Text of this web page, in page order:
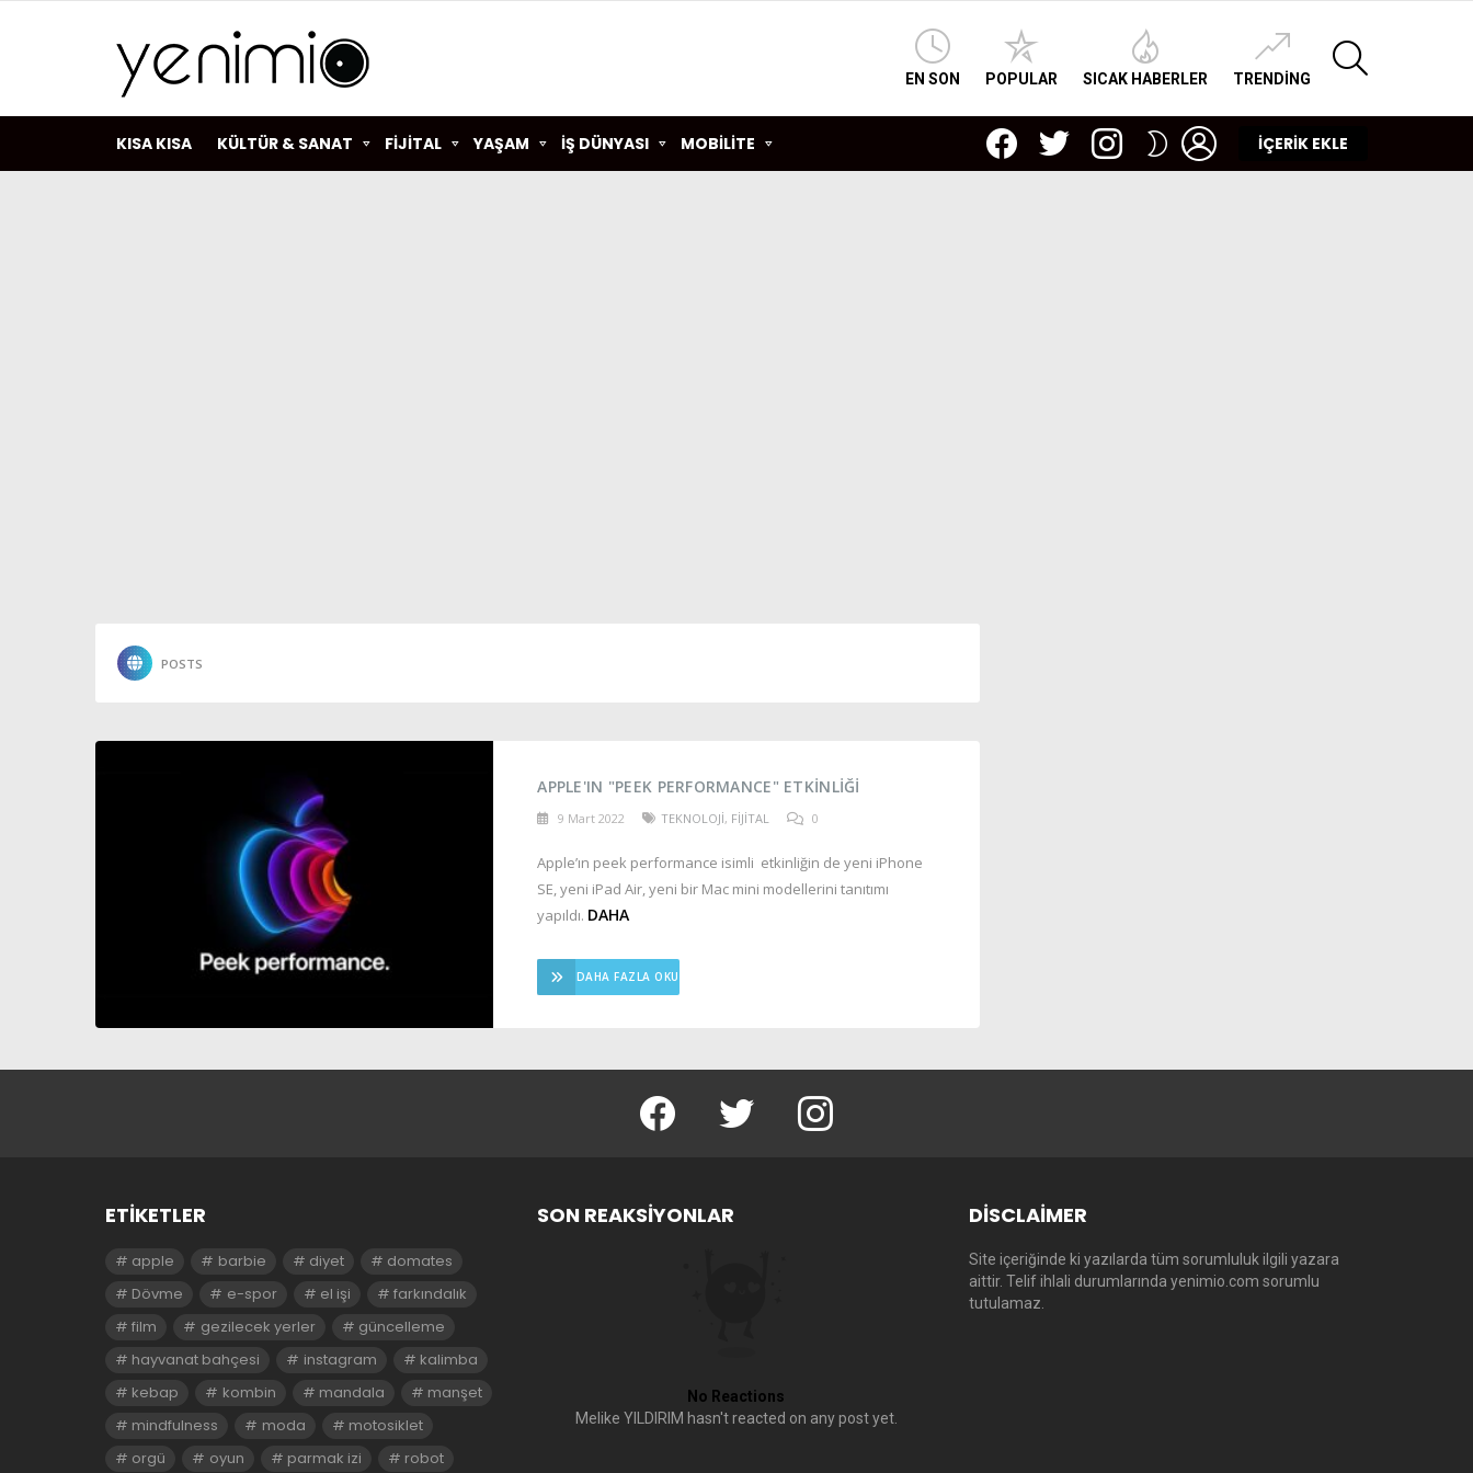
EN SON POPULAR SICAK HABERLER TRENDING
KISA KISA KÜLTÜR & SANAT FİJİTAL YAŞAM İŞ DÜNYASI MOBİLİTE
facebooktwitter instagram
SWITCH
SKIN
İÇERİK EKLE
POSTS
APPLE'IN "PEEK PERFORMANCE" ETKINLIĞI
9 Mart 2022 TEKNOLOJİ, FİJİTAL 0
Apple’ın peek performance isimli etkinliğin de yeni iPhone
SE, yeni iPad Air, yeni bir Mac mini modellerini tanıtımı
yapıldı. DAHA
DAHA FAZLA OKU
facebook twitter instagram
ETIKETLER
apple barbie diyet
domates
Dövme
e-spor el işi
farkındalık
film
gezilecek yerler
güncelleme
hayvanat bahçesi
instagram
kalimba
kebap
kombin mandala
manşet
mindfulness
moda
motosiklet
orgü
oyun parmak izi robot
SON REAKSIYONLAR
No Reactions
Melike YILDIRIM hasn't reacted on any post yet.
DISCLAIMER
Site içeriğinde ki yazılarda tüm sorumluluk ilgili yazara
aittir. Telif ihlali durumlarında yenimio.com sorumlu
tutulamaz.